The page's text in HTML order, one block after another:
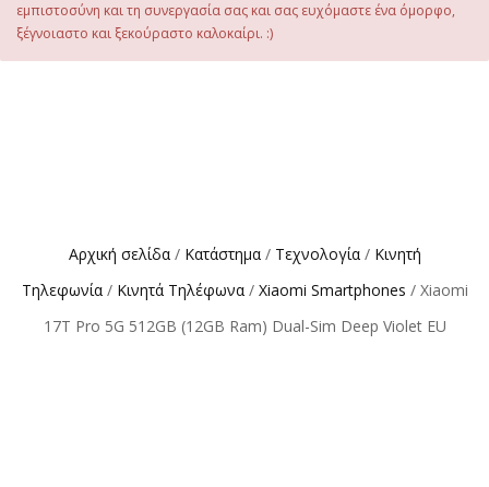
εμπιστοσύνη και τη συνεργασία σας και σας ευχόμαστε ένα όμορφο,
ξέγνοιαστο και ξεκούραστο καλοκαίρι. :)
Αρχική σελίδα/ Κατάστημα/ Τεχνολογία/ Κινητή
Τηλεφωνία/ Κινητά Τηλέφωνα/ Xiaomi Smartphones / Xiaomi
17T Pro 5G 512GB (12GB Ram) Dual-Sim Deep Violet EU